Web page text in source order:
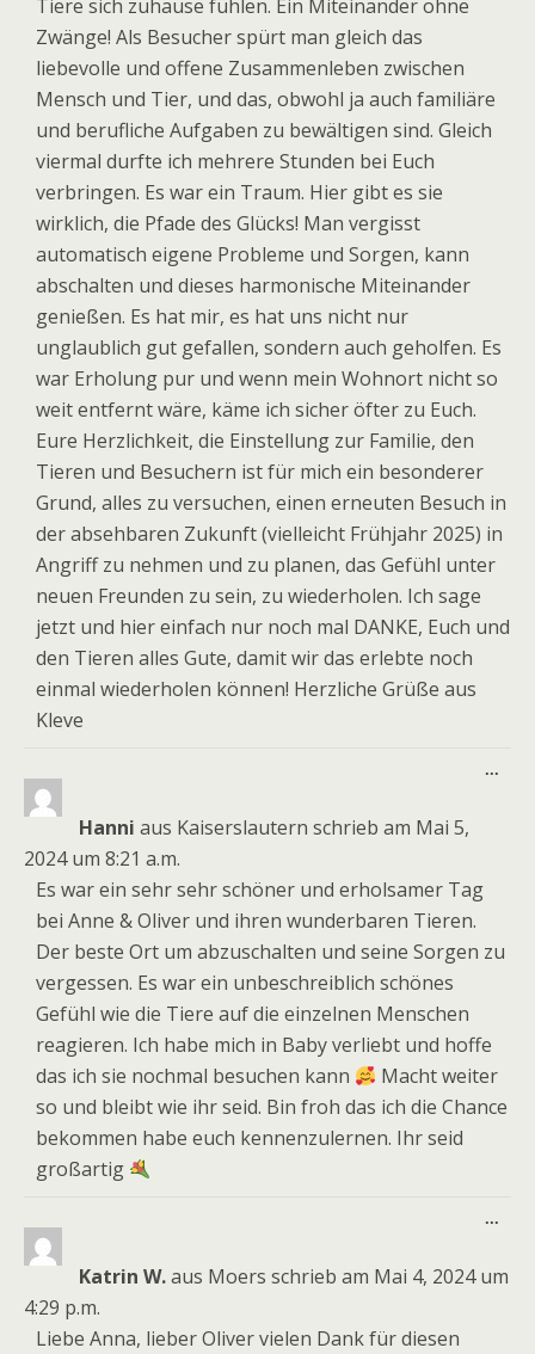
Tiere sich zuhause fühlen. Ein Miteinander ohne
Zwänge! Als Besucher spürt man gleich das
liebevolle und offene Zusammenleben zwischen
Mensch und Tier, und das, obwohl ja auch familiäre
und berufliche Aufgaben zu bewältigen sind. Gleich
viermal durfte ich mehrere Stunden bei Euch
verbringen. Es war ein Traum. Hier gibt es sie
wirklich, die Pfade des Glücks! Man vergisst
automatisch eigene Probleme und Sorgen, kann
abschalten und dieses harmonische Miteinander
genießen. Es hat mir, es hat uns nicht nur
unglaublich gut gefallen, sondern auch geholfen. Es
war Erholung pur und wenn mein Wohnort nicht so
weit entfernt wäre, käme ich sicher öfter zu Euch.
Eure Herzlichkeit, die Einstellung zur Familie, den
Tieren und Besuchern ist für mich ein besonderer
Grund, alles zu versuchen, einen erneuten Besuch in
der absehbaren Zukunft (vielleicht Frühjahr 2025) in
Angriff zu nehmen und zu planen, das Gefühl unter
neuen Freunden zu sein, zu wiederholen. Ich sage
jetzt und hier einfach nur noch mal DANKE, Euch und
den Tieren alles Gute, damit wir das erlebte noch
einmal wiederholen können! Herzliche Grüße aus
Kleve
Hanni aus Kaiserslautern schrieb am Mai 5,
2024 um 8:21 a.m.
Es war ein sehr sehr schöner und erholsamer Tag
bei Anne & Oliver und ihren wunderbaren Tieren.
Der beste Ort um abzuschalten und seine Sorgen zu
vergessen. Es war ein unbeschreiblich schönes
Gefühl wie die Tiere auf die einzelnen Menschen
reagieren. Ich habe mich in Baby verliebt und hoffe
das ich sie nochmal besuchen kann
Macht weiter
so und bleibt wie ihr seid. Bin froh das ich die Chance
bekommen habe euch kennenzulernen. Ihr seid
großartig
...
Katrin W.aus Moers schrieb am Mai 4, 2024 um
4:29 p.m.
Liebe Anna, lieber Oliver vielen Dank für diesen
...